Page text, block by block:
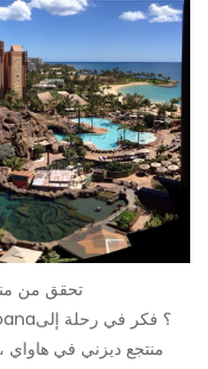
تحقق من
منتجع ديزني في هاواي ،